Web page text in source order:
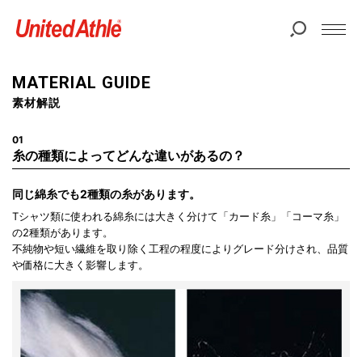
MATERIAL GUIDE
素材解説
01
糸の種類によってどんな違いがあるの？
同じ綿糸でも2種類の糸があります。
Tシャツ類に使われる綿糸には大きく分けて「カード糸」「コーマ糸」
の2種類があります。
不純物や短い繊維を取り除く工程の程度によりグレード分けされ、品質
や価格に大きく影響します。